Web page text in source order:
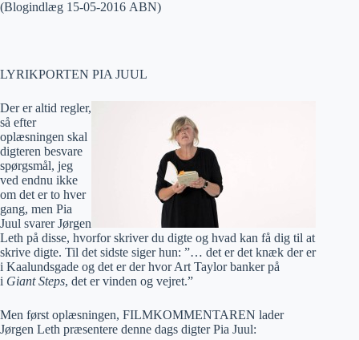
(Blogindlæg 15-05-2016 ABN)
LYRIKPORTEN PIA JUUL
Der er altid regler,
så efter
oplæsningen skal
digteren besvare
spørgsmål, jeg
ved endnu ikke
om det er to hver
gang, men Pia
Juul svarer Jørgen
Leth på disse, hvorfor skriver du digte og hvad kan få dig til at
skrive digte. Til det sidste siger hun: ”… det er det knæk der er
i Kaalundsgade og det er der hvor Art Taylor banker på
i Giant Steps, det er vinden og vejret.”
Men først oplæsningen, FILMKOMMENTAREN lader
Jørgen Leth præsentere denne dags digter Pia Juul: